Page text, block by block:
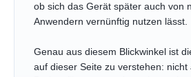
ob sich das Gerät später auch von
Anwendern vernünftig nutzen lässt.
Genau aus diesem Blickwinkel ist
auf dieser Seite zu verstehen: nicht